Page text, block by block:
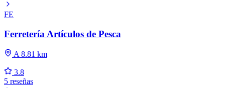
FE
Ferretería Artículos de Pesca
A 8.81 km
3.8
5 reseñas